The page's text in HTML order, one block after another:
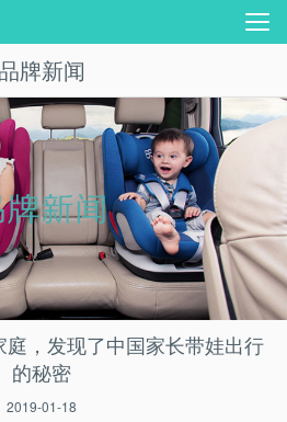
品牌新闻
，发现了中国家长带娃出行
的秘密
2019-01-18